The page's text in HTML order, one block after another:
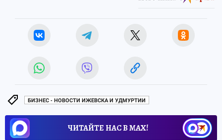
БИЗНЕС - НОВОСТИ ИЖЕВСКА И УДМУРТИИ
ЧИТАЙТЕ НАС В МАХ!